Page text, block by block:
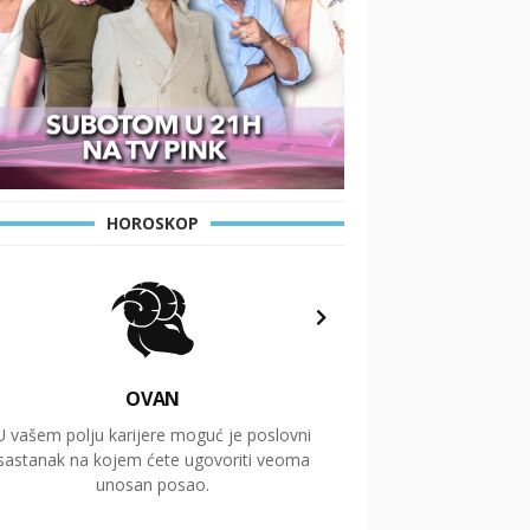
HOROSKOP
OVAN
vašem polju karijere moguć je poslovni
na kojem ćete ugovoriti veoma
unosan posao.